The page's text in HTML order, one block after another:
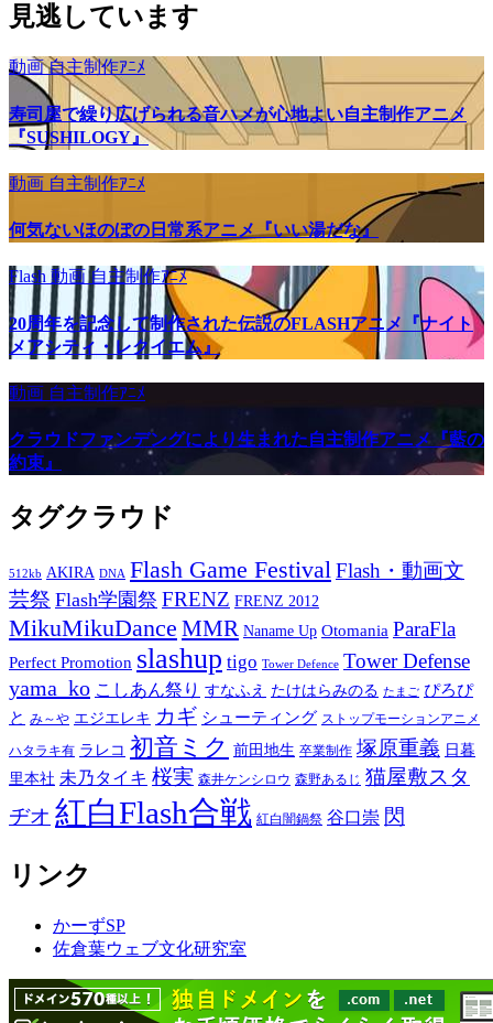
見逃しています
動画自主制作ｱﾆﾒ
寿司屋で繰り広げられる音ハメが心地よい自主制作アニメ
『SUSHILOGY』
動画 自主制作ｱﾆﾒ
何気ないほのぼの日常系アニメ『いい湯だな』
Flash 動画自主制作ｱﾆﾒ
20周年を記念して制作された伝説のFLASHアニメ『ナイト
メアシティ・レクイエム』
動画 自主制作ｱﾆﾒ
クラウドファンデングにより生まれた自主制作アニメ『藍の
約束』
タグクラウド
512kb AKIRA DNA Flash Game FestivalFlash・動画文
芸祭 Flash学園祭 FRENZ FRENZ 2012
MikuMikuDance MMR Naname Up Otomania ParaFla
Perfect Promotion slashup tigo Tower Defence Tower Defense
yama_ko こしあん祭り すなふえ たけはらみのる たまご ぴろぴ
と み～や エジエレキ カギ シューティング ストップモーションアニメ
ハタラキ有 ラレコ 初音ミク 前田地生 卒業制作 塚原重義 日暮
里本社 未乃タイキ 桜実 森井ケンシロウ 森野あるじ 猫屋敷スタ
ヂオ 紅白Flash合戦 紅白闇鍋祭 谷口崇 閃
リンク
かーずSP
佐倉葉ウェブ文化研究室